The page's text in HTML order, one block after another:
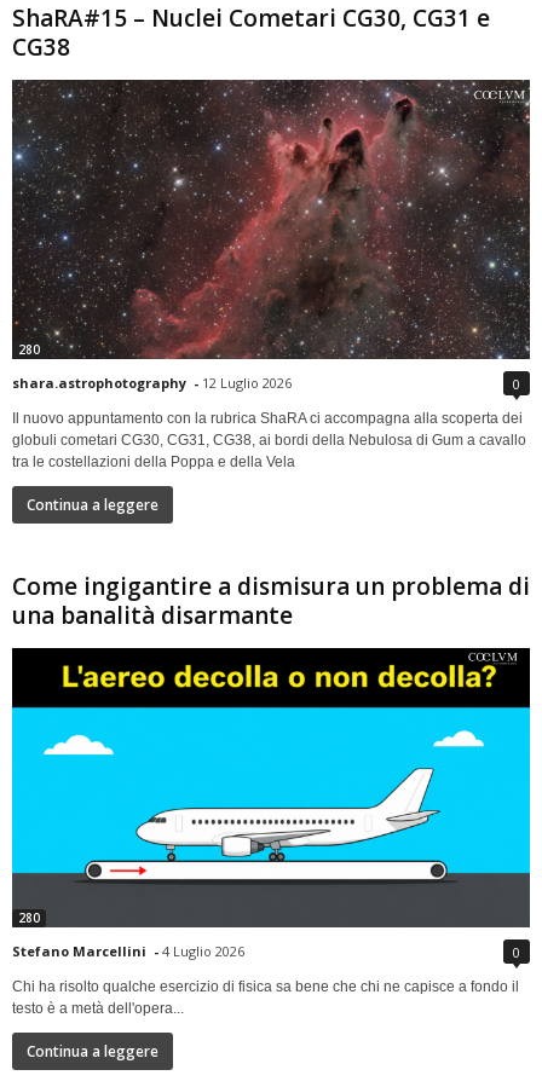
ShaRA#15 – Nuclei Cometari CG30, CG31 e
CG38
280
shara.astrophotography - 12 Luglio 2026 0
Il nuovo appuntamento con la rubrica ShaRA ci accompagna alla scoperta dei
globuli cometari CG30, CG31, CG38, ai bordi della Nebulosa di Gum a cavallo
tra le costellazioni della Poppa e della Vela
Continua a leggere
Come ingigantire a dismisura un problema di
una banalità disarmante
280
Stefano Marcellini - 4 Luglio 2026 0
Chi ha risolto qualche esercizio di fisica sa bene che chi ne capisce a fondo il
testo è a metà dell'opera...
Continua a leggere